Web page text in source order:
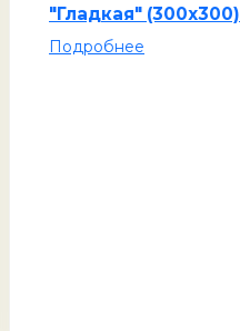
"Гладкая" (300х300)
Подробнее